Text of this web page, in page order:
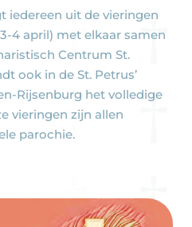
iedereen uit de vieringen
4 april) met elkaar samen
Centrum St.
ook in de St. Petrus’
Rijsenburg het volledige
vieringen zijn allen
parochie.